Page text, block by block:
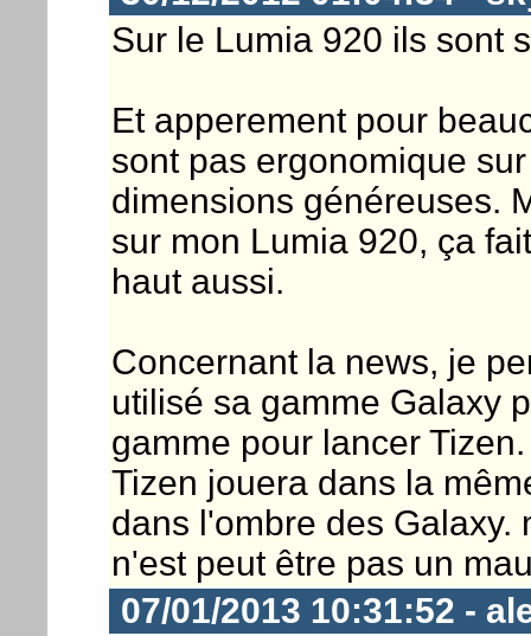
Sur le Lumia 920 ils sont
Et apperement pour
sont pas ergonomique
dimensions généreuses.
sur mon Lumia 920, ça
haut aussi.
Concernant la news, je
utilisé sa gamme Galaxy
gamme pour lancer
Tizen jouera dans la
dans l'ombre des Galaxy.
n'est peut être pas un
07/01/2013 10:31:52 -